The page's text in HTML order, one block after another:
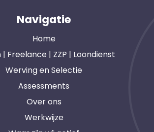
Navigatie
Home
Freelance | ZZP | Loondienst
Werving en Selectie
Assessments
Over ons
Werkwijze